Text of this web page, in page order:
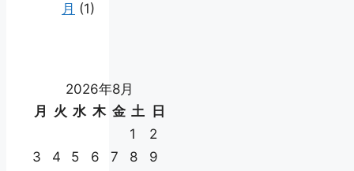
月 (1)
2026年8月
月
火 水 木 金 土
日
1
2
3
4 5 6 7 8
9